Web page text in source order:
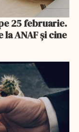
25 februarie.
ANAF și cine